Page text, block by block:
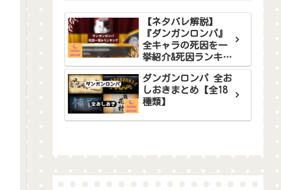
【ネタバレ解説】
『ダンガンロンパ』
全キャラの死因を一
挙紹介&死因ランキン
グ！
ダンガンロンパ 全お
しおきまとめ【全18
種類】